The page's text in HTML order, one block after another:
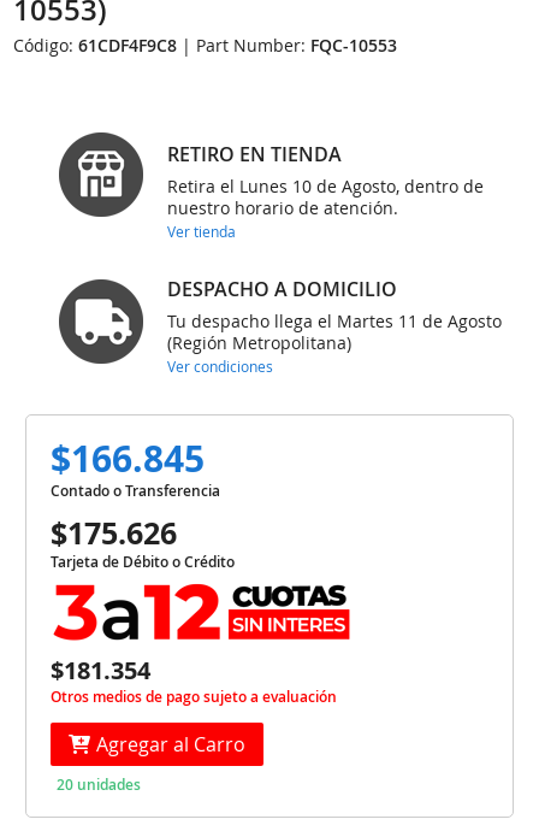
10553)
Código:61CDF4F9C8 | Part Number: FQC-10553
RETIRO EN TIENDA
Retira el Lunes 10 de Agosto, dentro de
nuestro horario de atención.
Ver tienda
DESPACHO A DOMICILIO
Tu despacho llega el Martes 11 de Agosto
(Región Metropolitana)
Ver condiciones
$166.845
Contado o Transferencia
$175.626
Tarjeta de Débito o Crédito
$181.354
Otros medios de pago sujeto a evaluación
Agregar al Carro
20 unidades